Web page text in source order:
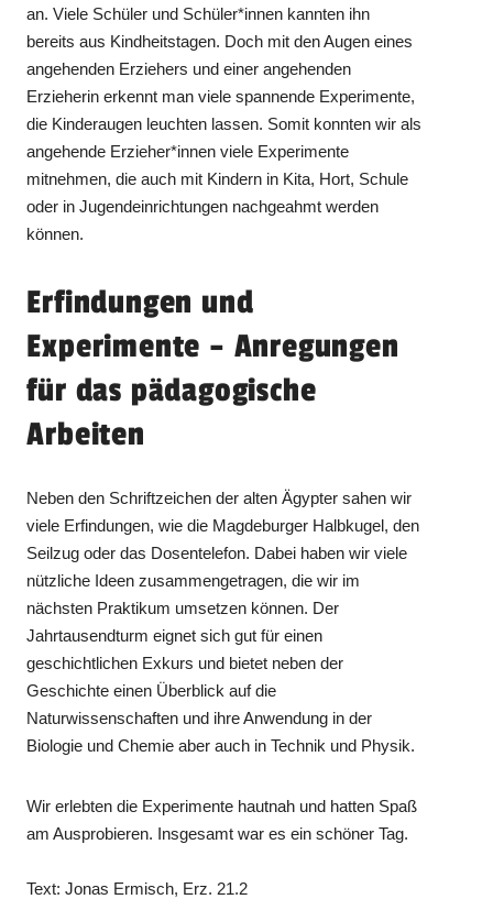
an. Viele Schüler und Schüler*innen kannten ihn
bereits aus Kindheitstagen. Doch mit den Augen eines
angehenden Erziehers und einer angehenden
Erzieherin erkennt man viele spannende Experimente,
die Kinderaugen leuchten lassen. Somit konnten wir als
angehende Erzieher*innen viele Experimente
mitnehmen, die auch mit Kindern in Kita, Hort, Schule
oder in Jugendeinrichtungen nachgeahmt werden
können.
Erfindungen und
Experimente – Anregungen
für das pädagogische
Arbeiten
Neben den Schriftzeichen der alten Ägypter sahen wir
viele Erfindungen, wie die Magdeburger Halbkugel, den
Seilzug oder das Dosentelefon. Dabei haben wir viele
nützliche Ideen zusammengetragen, die wir im
nächsten Praktikum umsetzen können. Der
Jahrtausendturm eignet sich gut für einen
geschichtlichen Exkurs und bietet neben der
Geschichte einen Überblick auf die
Naturwissenschaften und ihre Anwendung in der
Biologie und Chemie aber auch in Technik und Physik.
Wir erlebten die Experimente hautnah und hatten Spaß
am Ausprobieren. Insgesamt war es ein schöner Tag.
Text: Jonas Ermisch, Erz. 21.2